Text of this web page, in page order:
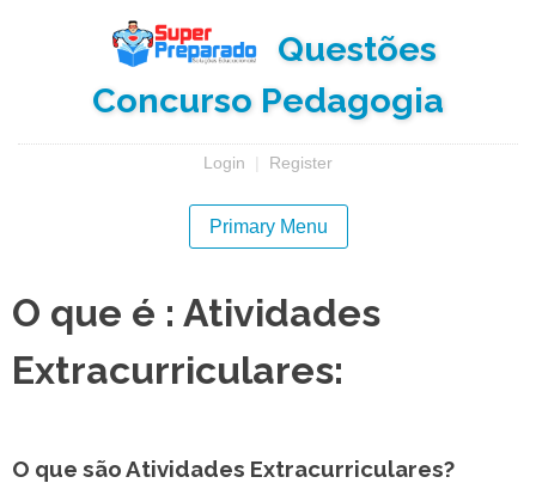
Questões
Concurso Pedagogia
Login | Register
Primary Menu
O que é : Atividades
Extracurriculares:
O que são Atividades Extracurriculares?